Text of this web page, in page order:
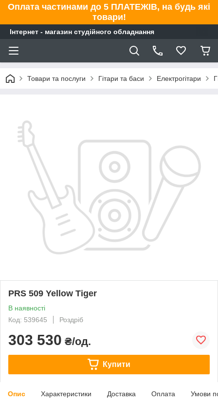
Оплата частинами до 5 ПЛАТЕЖІВ, на будь які
товари!
Інтернет - магазин студійного обладнання
Товари та послуги Гітари та баси Електрогітари
PRS 509 Yellow Tiger
В наявності
Код: 539645
Роздріб
303 530 ₴/од.
Купити
Опис Характеристики Доставка Оплата Умови